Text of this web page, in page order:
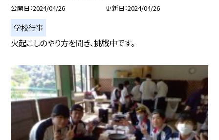
公開日 2024/04/26 更新日 2024/04/26
学校行事
火起こしのやり方を聞き、挑戦中です。